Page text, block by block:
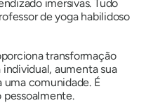
imersivas. Tudo
de yoga habilidoso
transformação
individual, aumenta sua
comunidade. É